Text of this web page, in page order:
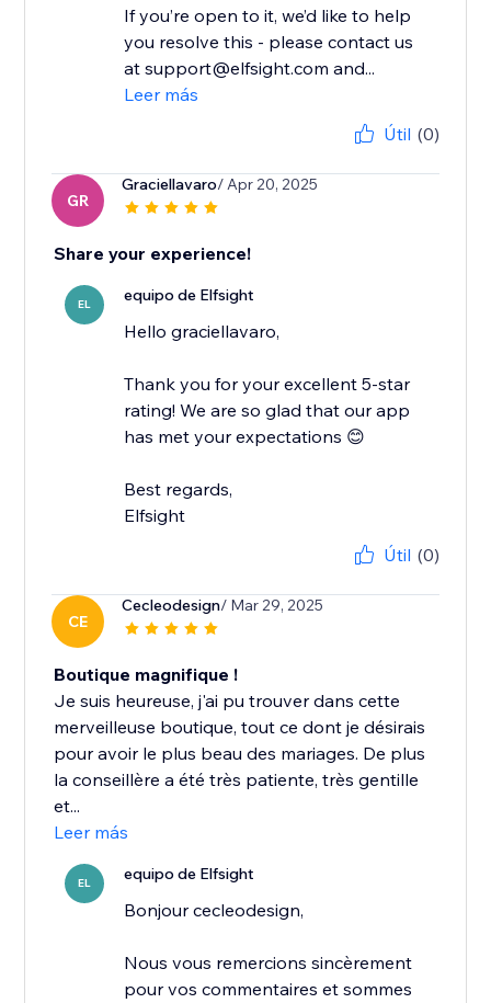
If you’re open to it, we’d like to help
you resolve this - please contact us
at support@elfsight.com and...
Leer más
Útil (0)
GR
Graciellavaro/ Apr 20, 2025
Share your experience!
EL equipo de Elfsight
Hello graciellavaro,
Thank you for your excellent 5-star
rating! We are so glad that our app
has met your expectations 😊
Best regards,
Elfsight
Útil (0)
CE
Cecleodesign/ Mar 29, 2025
Boutique magnifique !
Je suis heureuse, j'ai pu trouver dans cette
merveilleuse boutique, tout ce dont je désirais
pour avoir le plus beau des mariages. De plus
la conseillère a été très patiente, très gentille
et...
Leer más
EL equipo de Elfsight
Bonjour cecleodesign,
Nous vous remercions sincèrement
pour vos commentaires et sommes